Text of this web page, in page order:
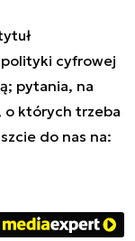
polityki cyfrowej
pytania, na
o których trzeba
do nas na: